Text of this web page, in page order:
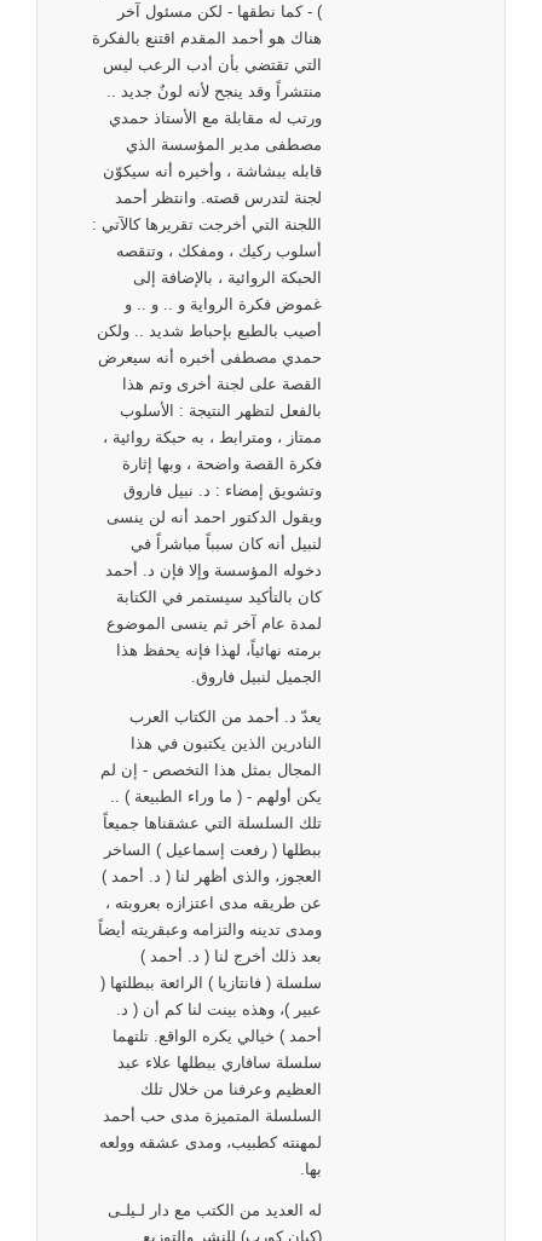
) - كما نطقها - لكن مسئول آخر
هناك هو أحمد المقدم اقتنع بالفكرة
التي تقتضي بأن أدب الرعب ليس
منتشراً وقد ينجح لأنه لونٌ جديد ..
ورتب له مقابلة مع الأستاذ حمدي
مصطفى مدير المؤسسة الذي
قابله ببشاشة ، وأخبره أنه سيكوّن
لجنة لتدرس قصته. وانتظر أحمد
اللجنة التي أخرجت تقريرها كالآتي :
أسلوب ركيك ، ومفكك ، وتنقصه
الحبكة الروائية ، بالإضافة إلى
غموض فكرة الرواية و .. و .. و
أصيب بالطبع بإحباط شديد .. ولكن
حمدي مصطفى أخبره أنه سيعرض
القصة على لجنة أخرى وتم هذا
بالفعل لتظهر النتيجة : الأسلوب
ممتاز ، ومترابط ، به حبكة روائية ،
فكرة القصة واضحة ، وبها إثارة
وتشويق إمضاء : د. نبيل فاروق
ويقول الدكتور احمد أنه لن ينسى
لنبيل أنه كان سبباً مباشراً في
دخوله المؤسسة وإلا فإن د. أحمد
كان بالتأكيد سيستمر في الكتابة
لمدة عام آخر ثم ينسى الموضوع
برمته نهائياً، لهذا فإنه يحفظ هذا
الجميل لنبيل فاروق.
يعدّ د. أحمد من الكتاب العرب
النادرين الذين يكتبون في هذا
المجال بمثل هذا التخصص - إن لم
يكن أولهم - ( ما وراء الطبيعة ) ..
تلك السلسلة التي عشقناها جميعاً
ببطلها ( رفعت إسماعيل ) الساخر
العجوز، والذى أظهر لنا ( د. أحمد )
عن طريقه مدى اعتزازه بعروبته ،
ومدى تدينه والتزامه وعبقريته أيضاً
بعد ذلك أخرج لنا ( د. أحمد )
سلسلة ( فانتازيا ) الرائعة ببطلتها (
عبير )، وهذه بينت لنا كم أن ( د.
أحمد ) خيالي يكره الواقع. تلتهما
سلسلة سافاري ببطلها علاء عبد
العظيم وعرفنا من خلال تلك
السلسلة المتميزة مدى حب أحمد
لمهنته كطبيب، ومدى عشقه وولعه
بها.
له العديد من الكتب مع دار لـيلـى
(كيان كورب) للنشر والتوزيع